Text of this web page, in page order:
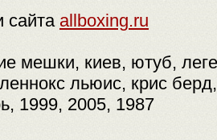
сайта allboxing.ru
мешки, киев, ютуб,
льюис, крис
1999, 2005, 1987